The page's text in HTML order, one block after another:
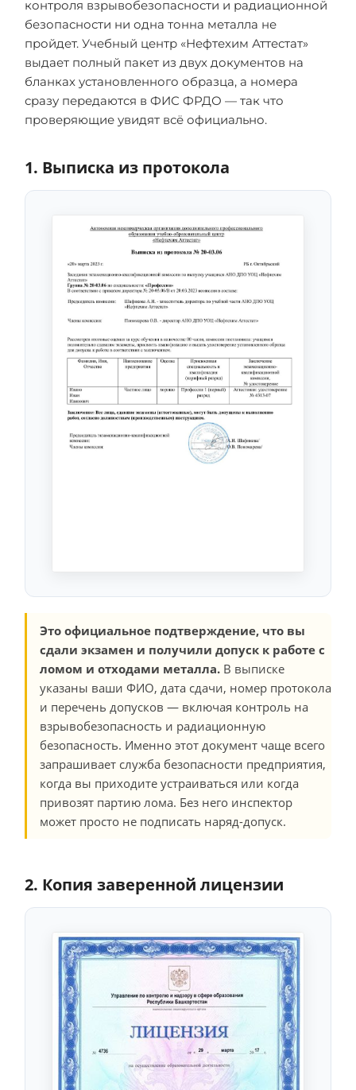
контроля взрывобезопасности и радиационной
безопасности ни одна тонна металла не
пройдет. Учебный центр «Нефтехим Аттестат»
выдает полный пакет из двух документов на
бланках установленного образца, а номера
сразу передаются в ФИС ФРДО — так что
проверяющие увидят всё официально.
1. Выписка из протокола
Это официальное подтверждение, что вы
сдали экзамен и получили допуск к работе с
ломом и отходами металла. В выписке
указаны ваши ФИО, дата сдачи, номер протокола
и перечень допусков — включая контроль на
взрывобезопасность и радиационную
безопасность. Именно этот документ чаще всего
запрашивает служба безопасности предприятия,
когда вы приходите устраиваться или когда
привозят партию лома. Без него инспектор
может просто не подписать наряд-допуск.
2. Копия заверенной лицензии